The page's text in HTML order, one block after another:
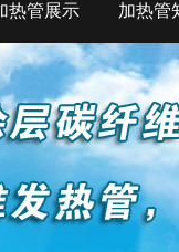
热管展示 加热管